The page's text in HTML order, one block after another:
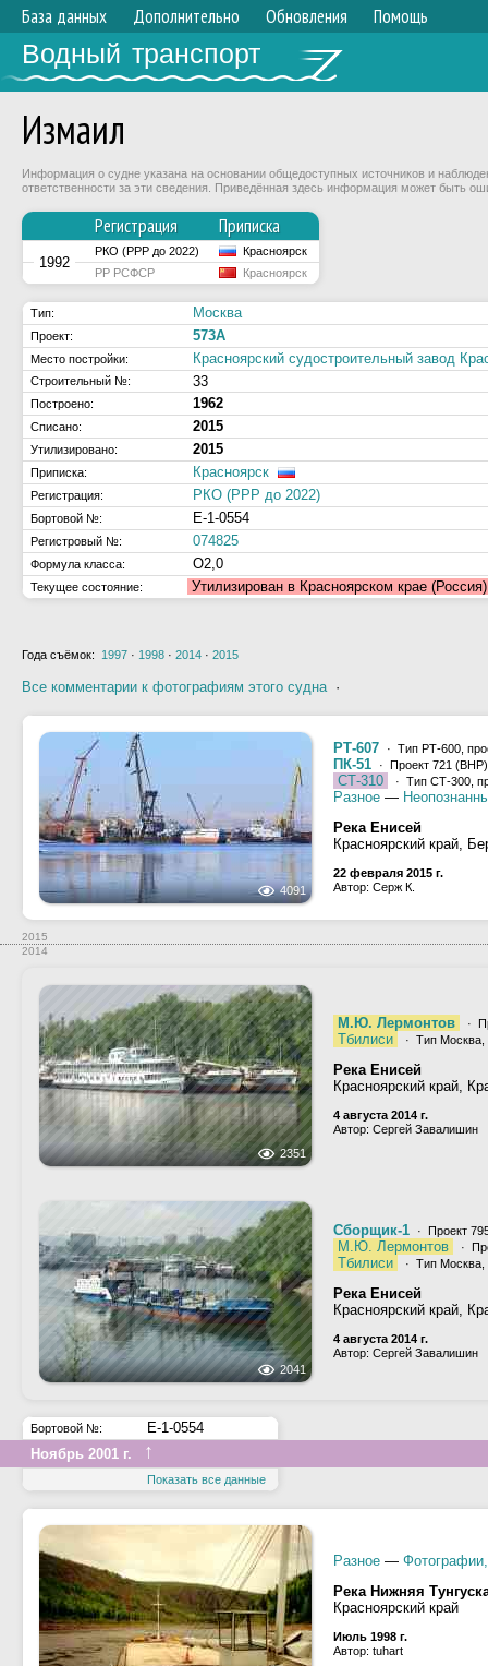
База данных Дополнительно Обновления Помощь
Водный транспорт
Измаил
Информация о судне указана на основании общедоступных источников и
ответственности за эти сведения. Приведённая здесь информация может быть
Регистрация Приписка
1992
РКО (РРР до 2022)
Красноярск
РР РСФСР
Красноярск
Тип: Москва
Проект: 573А
Место постройки: Красноярский судостроительный завод
Строительный №: 33
Построено: 1962
Списано: 2015
Утилизировано: 2015
Приписка: Красноярск
Регистрация: РКО (РРР до 2022)
Бортовой №: Е-1-0554
Регистровый №: 074825
Формула класса: О2,0
Текущее состояние: Утилизирован в Красноярском крае
Года съёмок: 1997 · 1998 · 2014 · 2015
Все комментарии к фотографиям этого судна·
4091
РТ-607 · Тип РТ-600,
ПК-51 · Проект 721
СТ-310 · Тип СТ-300,
Разное —
Река Енисей
Красноярский край,
22 февраля 2015 г.
Автор: Серж К.
2015
2014
2351
М.Ю. Лермонтов ·
Тбилиси · Тип Москва,
Река Енисей
Красноярский край,
4 августа 2014 г.
Автор: Сергей Завалишин
2041
Сборщик-1 · Проект
М.Ю. Лермонтов ·
Тбилиси · Тип Москва,
Река Енисей
Красноярский край,
4 августа 2014 г.
Автор: Сергей Завалишин
Бортовой №:
Е-1-0554
Ноябрь 2001 г.
↑
Показать все данные
Разное —
Река Нижняя
Красноярский край
Июль 1998 г.
Автор: tuhart